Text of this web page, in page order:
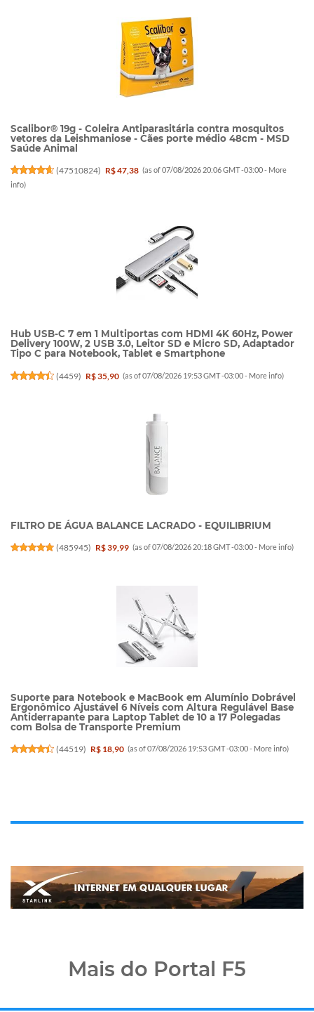
Scalibor® 19g - Coleira Antiparasitária contra mosquitos
vetores da Leishmaniose - Cães porte médio 48cm - MSD
Saúde Animal
(47510824) R$ 47,38 (as of 07/08/2026 20:06 GMT -03:00 - More
info)
Hub USB-C 7 em 1 Multiportas com HDMI 4K 60Hz, Power
Delivery 100W, 2 USB 3.0, Leitor SD e Micro SD, Adaptador
Tipo C para Notebook, Tablet e Smartphone
(4459) R$ 35,90 (as of 07/08/2026 19:53 GMT -03:00 - More info)
FILTRO DE ÁGUA BALANCE LACRADO - EQUILIBRIUM
(485945) R$ 39,99 (as of 07/08/2026 20:18 GMT -03:00 - More info)
Suporte para Notebook e MacBook em Alumínio Dobrável
Ergonômico Ajustável 6 Níveis com Altura Regulável Base
Antiderrapante para Laptop Tablet de 10 a 17 Polegadas
com Bolsa de Transporte Premium
(44519) R$ 18,90 (as of 07/08/2026 19:53 GMT -03:00 - More info)
Mais do Portal F5